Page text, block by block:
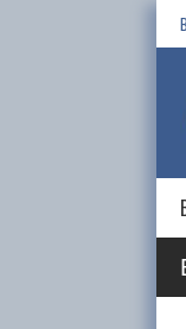
Buruh, PT KPI RU IV